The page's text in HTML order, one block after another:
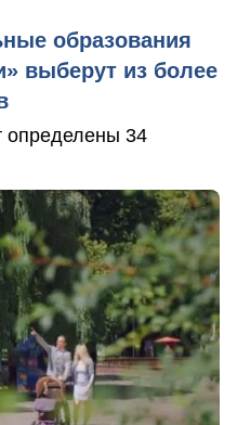
образования
выберут из более
определены 34